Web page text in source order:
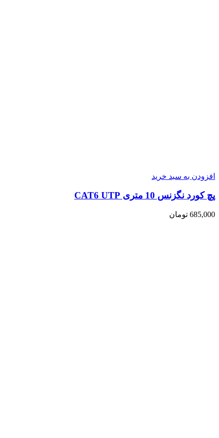
افزودن به سبد خرید
پچ کورد نگزنس 10 متری CAT6 UTP
685,000 تومان